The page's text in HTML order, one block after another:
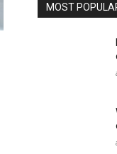
MOST